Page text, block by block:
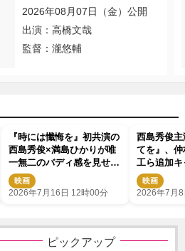
2026年08月07日（金）公開
出演：高橋文哉
監督：瀧悠輔
『時には懺悔を』初共演の
西島秀俊×満島ひかりが唯
一無二のバディ感を見せ
る！ 新・共演カット解禁
映画
2026年7月16日 12時00分
西島秀俊
てを』、
工ら追加
禁 特報映
映画
2026年7月
ピックアップ